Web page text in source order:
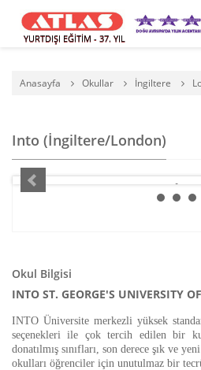
YURTDIŞI EĞİTİM - 37. YIL
Anasayfa Okullar İngiltere
Into (İngiltere/London)
Okul Bilgisi
INTO ST. GEORGE'S UNIVERSITY
INTO Üniversite merkezli yüksek
seçenekleri ile çok tercih edilen bir
donatılmış sınıfları, son derece şık ve
okulları öğrenciler için unutulmaz bir